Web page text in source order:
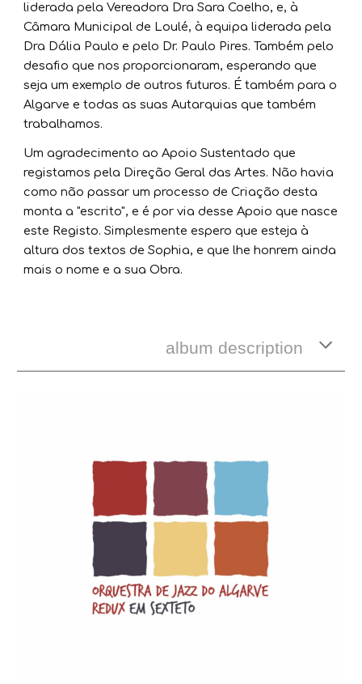
liderada pela Vereadora Dra Sara Coelho, e, à
Câmara Municipal de Loulé, à equipa liderada pela
Dra Dália Paulo e pelo Dr. Paulo Pires. Também pelo
desafio que nos proporcionaram, esperando que
seja um exemplo de outros futuros. É também para o
Algarve e todas as suas Autarquias que também
trabalhamos.
Um agradecimento ao Apoio Sustentado que
registamos pela Direção Geral das Artes. Não havia
como não passar um processo de Criação desta
monta a "escrito", e é por via desse Apoio que nasce
este Registo. Simplesmente espero que esteja à
altura dos textos de Sophia, e que lhe honrem ainda
mais o nome e a sua Obra.
album description